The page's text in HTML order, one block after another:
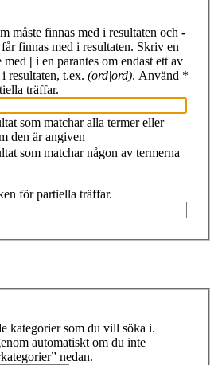
måste finnas med i resultaten och -
finnas med i resultaten. Skriv en
med | i en parantes om endast ett av
resultaten, t.ex. (ord|ord). Använd *
träffar.
som matchar alla termer eller
den är angiven
som matchar någon av termerna
för partiella träffar.
kategorier som du vill söka i.
automatiskt om du inte
nedan.